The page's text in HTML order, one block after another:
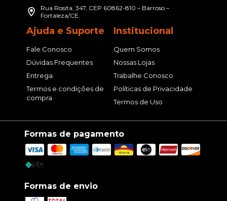
Rua Rosita, 347, CEP 60862-810 – Barroso –
Fortaleza/CE.
Ajuda e Suporte
Fale Conosco
Dúvidas Frequentes
Entrega
Termos e condições de
compra
Institucional
Quem Somos
Nossas Lojas
Trabalhe Conosco
Políticas de Privacidade
Termos de Uso
Formas de pagamento
Formas de envio